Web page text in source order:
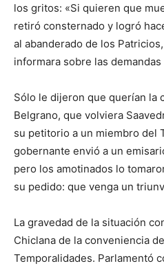
los gritos: «Si quieren que
retiró consternado y logró
al abanderado de los
informara sobre las
Sólo le dijeron que querían la
Belgrano, que volviera
su petitorio a un miembro del
gobernante envió a un
pero los amotinados lo
su pedido: que venga un
La gravedad de la situación
Chiclana de la conveniencia
Temporalidades. Parlamentó